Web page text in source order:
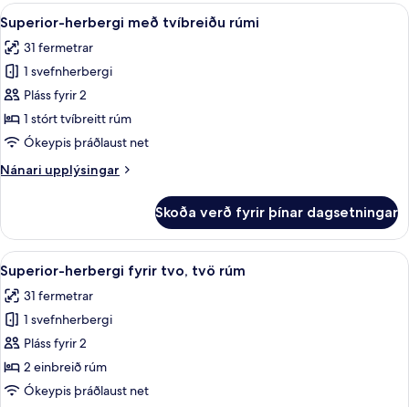
Skoða
allar
myndir
fyrir
Superior-
herbergi
með
rúmi
Rúmföt af bestu gerð, dúnsængur,
5
Superior-herbergi með tvíbreiðu rúmi
31 fermetrar
1 svefnherbergi
Pláss fyrir 2
1 stórt tvíbreitt rúm
Ókeypis þráðlaust net
Nánari upplýsingar
Nánari
herbergi
með
tvíbreiðu
rúmi
Skoða verð fyrir þínar dagsetningar
Skoða
allar
myndir
fyrir
Superior-
herbergi
fyrir
Rúmföt af bestu gerð, dúnsængur,
5
Superior-herbergi fyrir tvo, tvö rúm
31 fermetrar
1 svefnherbergi
Pláss fyrir 2
2 einbreið rúm
Ókeypis þráðlaust net